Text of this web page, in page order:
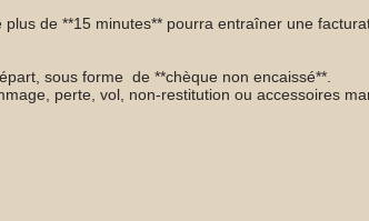
de **15 minutes** pourra entraîner une
sous forme de **chèque non encaissé**.
perte, vol, non-restitution ou accessoires